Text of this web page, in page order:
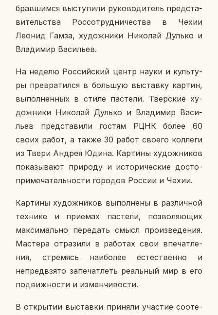
брав­шим­ся вы­сту­пи­ли ру­ко­во­ди­тель пред­ста­
ви­тель­ства Рос­со­труд­ни­че­ства в Чехии
Леонид Гамза, ху­дож­ни­ки Ни­ко­лай Дулько и
Вла­ди­мир Ва­си­льев.
На неделю Рос­сий­ский центр науки и куль­ту­
ры пре­вра­тил­ся в боль­шую вы­став­ку картин,
вы­пол­нен­ных в стиле па­сте­ли. Твер­ские ху­
дож­ни­ки Ни­ко­лай Дулько и Вла­ди­мир Ва­си­
льев пред­ста­ви­ли гостям РЦНК более 60
своих работ, а также 30 работ своего кол­ле­ги
из Твери Андрея Юдина. Кар­ти­ны ху­дож­ни­ков
по­ка­зы­ва­ют при­ро­ду и ис­то­ри­че­ские до­сто­
при­ме­ча­тель­но­сти го­ро­дов России и Чехии.
Кар­ти­ны ху­дож­ни­ков вы­пол­не­ны в раз­лич­ной
тех­ни­ке и при­е­мах па­сте­ли, поз­во­ля­ю­щих
мак­си­маль­но пе­ре­дать смысл про­из­ве­де­ния.
Ма­сте­ра от­ра­зи­ли в ра­бо­тах свои впе­чат­ле­
ния, стре­мясь наи­бо­лее есте­ствен­но и
непред­взя­то за­пе­чат­леть ре­аль­ный мир в его
по­движ­но­сти и из­мен­чи­во­сти.
В от­кры­тии вы­став­ки при­ня­ли уча­стие со­оте­